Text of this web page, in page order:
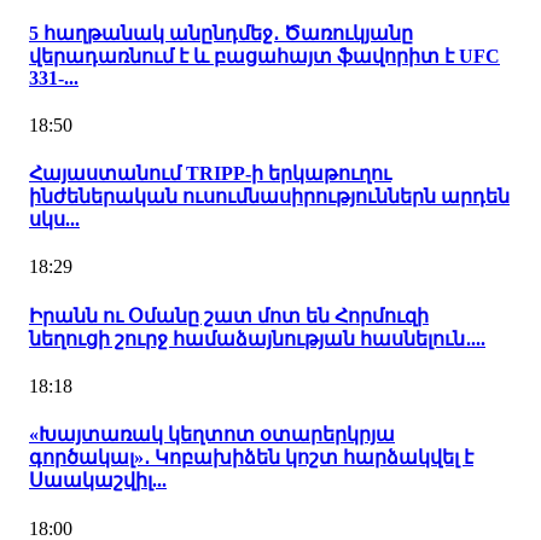
5 հաղթանակ անընդմեջ․ Ծառուկյանը
վերադառնում է և բացահայտ ֆավորիտ է UFC
331-...
18:50
Հայաստանում TRIPP-ի երկաթուղու
ինժեներական ուսումնասիրություններն արդեն
սկս...
18:29
Իրանն ու Օմանը շատ մոտ են Հորմուզի
նեղուցի շուրջ համաձայնության հասնելուն․...
18:18
«Խայտառակ կեղտոտ օտարերկրյա
գործակալ»․ Կոբախիձեն կոշտ հարձակվել է
Սաակաշվիլ...
18:00